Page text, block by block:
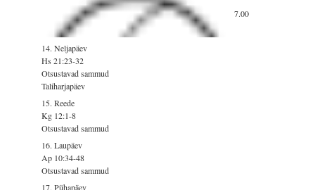
7.00
14. Neljapäev
Hs 21:23-32
Otsustavad sammud
Taliharjapäev
15. Reede
Kg 12:1-8
Otsustavad sammud
16. Laupäev
Ap 10:34-48
Otsustavad sammud
17. Pühapäev